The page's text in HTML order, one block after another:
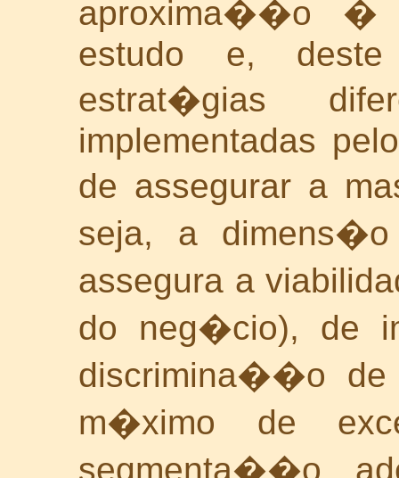
aproxima��o �
estudo e,
estrat�gias
implementadas
de assegurar a
seja, a
assegura a
do neg�cio), de
discrimina��o
m�ximo de
segmenta��o